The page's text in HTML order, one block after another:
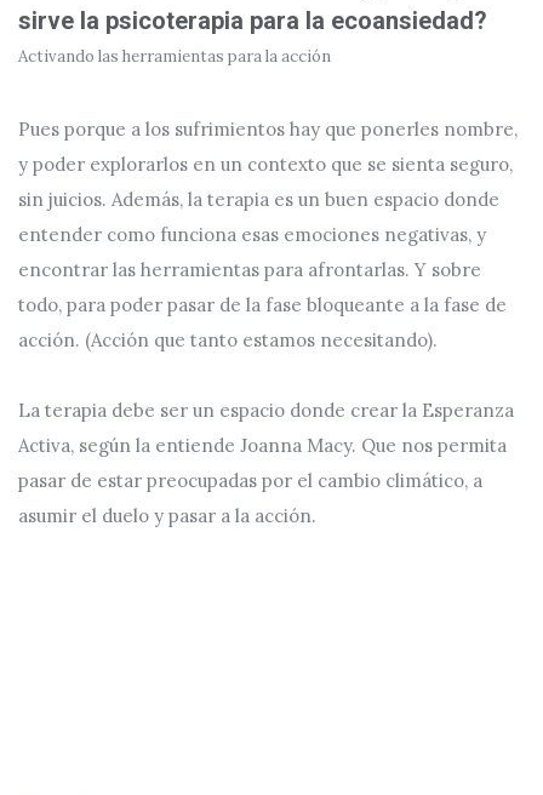
sirve la psicoterapia para la ecoansiedad?
Activando las herramientas para la acción
Pues porque a los sufrimientos hay que ponerles nombre,
y poder explorarlos en un contexto que se sienta seguro,
sin juicios. Además, la terapia es un buen espacio donde
entender como funciona esas emociones negativas, y
encontrar las herramientas para afrontarlas. Y sobre
todo, para poder pasar de la fase bloqueante a la fase de
acción. (Acción que tanto estamos necesitando).
La terapia debe ser un espacio donde crear la Esperanza
Activa, según la entiende Joanna Macy. Que nos permita
pasar de estar preocupadas por el cambio climático, a
asumir el duelo y pasar a la acción.